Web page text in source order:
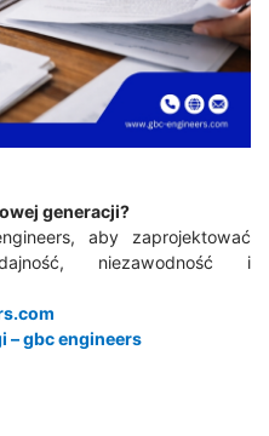
generacji?
aby zaprojektować
niezawodność i
– gbc engineers